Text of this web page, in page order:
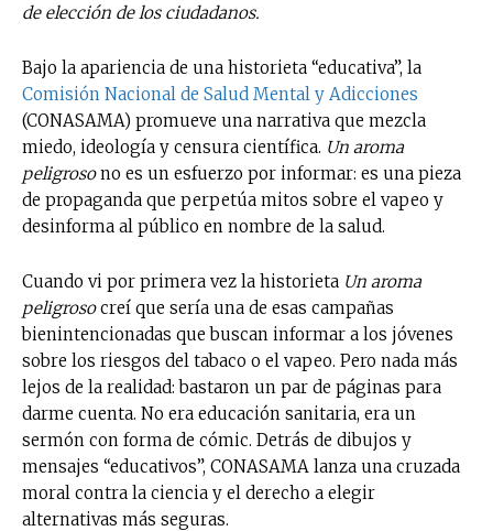
de elección de los ciudadanos.
Bajo la apariencia de una historieta “educativa”, la
Comisión Nacional de Salud Mental y Adicciones
(CONASAMA) promueve una narrativa que mezcla
miedo, ideología y censura científica. Un aroma
peligrosono es un esfuerzo por informar: es una pieza
de propaganda que perpetúa mitos sobre el vapeo y
desinforma al público en nombre de la salud.
Cuando vi por primera vez la historieta Un aroma
peligrosocreí que sería una de esas campañas
bienintencionadas que buscan informar a los jóvenes
sobre los riesgos del tabaco o el vapeo. Pero nada más
lejos de la realidad: bastaron un par de páginas para
darme cuenta. No era educación sanitaria, era un
sermón con forma de cómic. Detrás de dibujos y
mensajes “educativos”, CONASAMA lanza una cruzada
moral contra la ciencia y el derecho a elegir
alternativas más seguras.